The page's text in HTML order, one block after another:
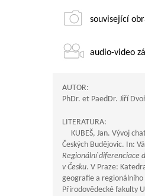
související
audio-video
AUTOR:
PhDr. et PaedDr. Jiří
LITERATURA:
KUBEŠ, Jan. Vývoj
Českých Budějovic. In:
Regionální diferenciace
v Česku. V Praze:
geografie a regionálního
Přírodovědecké fakulty